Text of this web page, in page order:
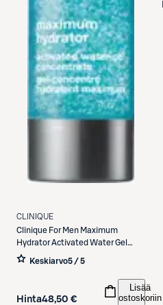
CLINIQUE
Clinique For Men Maximum
Hydrator Activated Water Gel
kosteusgeeli 50 ml
Keskiarvo5 / 5
Hinta48,50 €
Lisää
ostoskoriin